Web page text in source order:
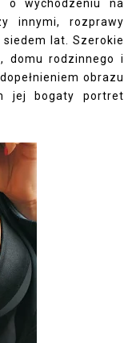
o wychodzeniu na
innymi, rozprawy
lat. Szerokie
domu rodzinnego i
obrazu
jej bogaty portret